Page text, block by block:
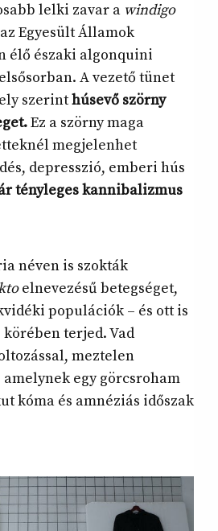
lelki zavar a windigo
Egyesült Államok
élő északi algonquini
A vezető tünet
szerinthúsevő szörny
Ez a szörny maga
megjelenhet
depresszió, emberi hús
tényleges kannibalizmus
néven is szokták
elnevezésű betegséget,
populációk – és ott is
terjed. Vad
meztelen
egy görcsroham
kóma és amnéziás időszak